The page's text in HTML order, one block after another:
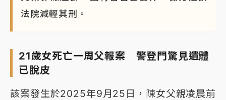
法院減輕其刑。
21歲女死亡一周父報案 警登門驚見遺體
已脫皮
該案發生於2025年9月25日，陳女父親凌晨前